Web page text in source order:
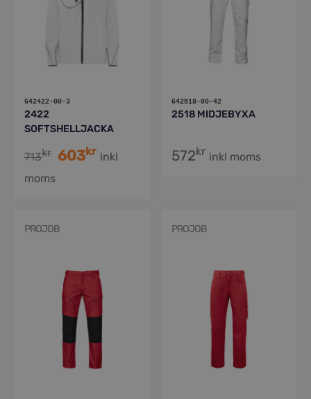
642422-00-3
2422
SOFTSHELLJACKA
713kr 603kr inkl
moms
642518-00-42
2518 MIDJEBYXA
572kr inkl moms
PROJOB PROJOB